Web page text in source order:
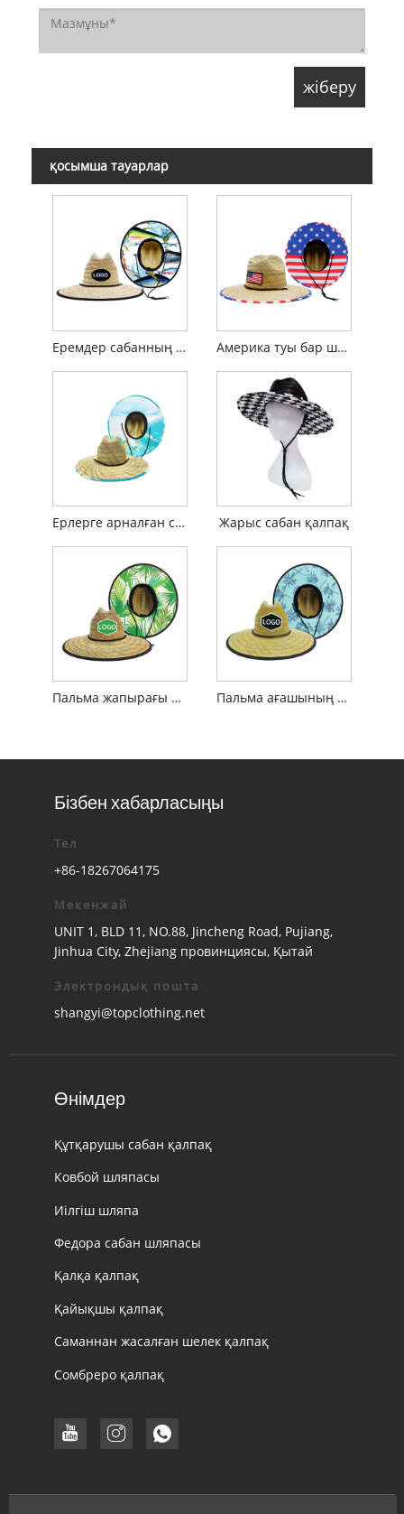
қосымша тауарлар
Еремдер сабанның шляпасын балық аулайды Америка туы бар шляпа
Ерлерге арналған серфинг шляпасы Жарыс сабан қалпақ
Пальма жапырағы басып шығару Құтқарушы сабан шляпа Пальма ағашының құтқарушысы сабан шляпасы
Бізбен хабарласыңы
Тел
+86-18267064175
Мекенжай
UNIT 1, BLD 11, NO.88, Jincheng Road, Pujiang,
Jinhua City, Zhejiang провинциясы, Қытай
Электрондық пошта
shangyi@topclothing.net
Өнімдер
Құтқарушы сабан қалпақ
Ковбой шляпасы
Иілгіш шляпа
Федора сабан шляпасы
Қалқа қалпақ
Қайықшы қалпақ
Саманнан жасалған шелек қалпақ
Сомбреро қалпақ